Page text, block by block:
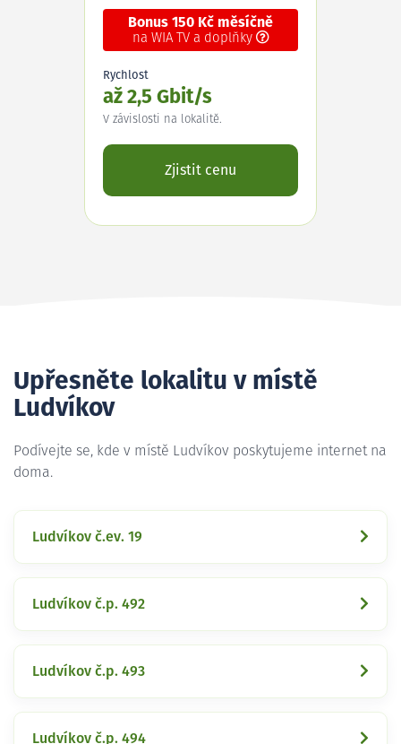
Bonus 150 Kč měsíčně
na WIA TV a doplňky
Rychlost
až 2,5 Gbit/s
V závislosti na lokalitě.
Zjistit cenu
Upřesněte lokalitu v místě
Ludvíkov
Podívejte se, kde v místě Ludvíkov poskytujeme internet na
doma.
Ludvíkov č.ev. 19
Ludvíkov č.p. 492
Ludvíkov č.p. 493
Ludvíkov č.p. 494